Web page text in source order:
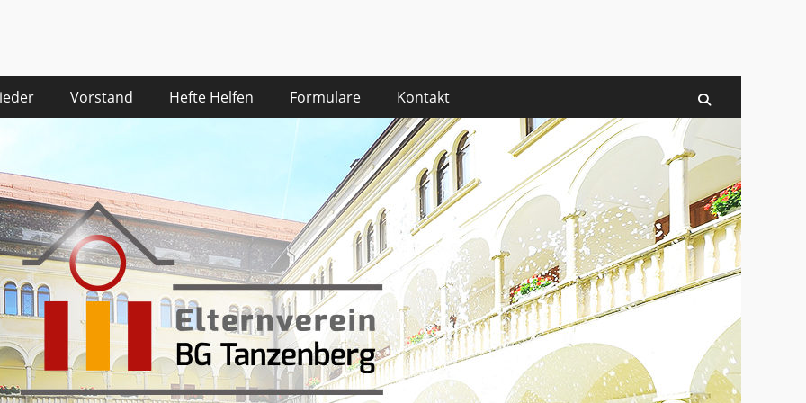
Vorstand Hefte Helfen Formulare Kontakt